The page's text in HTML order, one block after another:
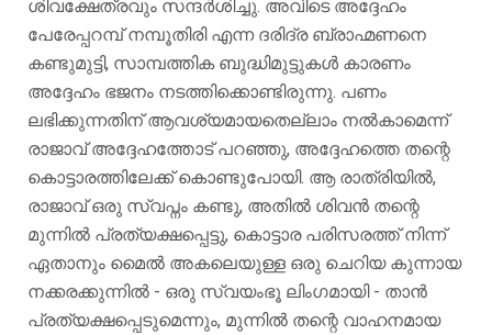
ശിവക്ഷേത്രവും സന്ദർശിച്ചു. അവിടെ അദ്ദേഹം
പേരേപ്പറമ്പ് നമ്പൂതിരി എന്ന ദരിദ്ര ബ്രാഹ്മണനെ
കണ്ടുമുട്ടി, സാമ്പത്തിക ബുദ്ധിമുട്ടുകൾ കാരണം
അദ്ദേഹം ഭജനം നടത്തിക്കൊണ്ടിരുന്നു. പണം
ലഭിക്കുന്നതിന് ആവശ്യമായതെല്ലാം നൽകാമെന്ന്
രാജാവ് അദ്ദേഹത്തോട് പറഞ്ഞു, അദ്ദേഹത്തെ തന്റെ
കൊട്ടാരത്തിലേക്ക് കൊണ്ടുപോയി. ആ രാത്രിയിൽ,
രാജാവ് ഒരു സ്വപ്നം കണ്ടു, അതിൽ ശിവൻ തന്റെ
മുന്നിൽ പ്രത്യക്ഷപ്പെട്ടു, കൊട്ടാര പരിസരത്ത് നിന്ന്
ഏതാനും മൈൽ അകലെയുള്ള ഒരു ചെറിയ കുന്നായ
നക്കരക്കുന്നിൽ - ഒരു സ്വയംഭൂ ലിംഗമായി - താൻ
പ്രത്യക്ഷപ്പെടുമെന്നും, മുന്നിൽ തന്റെ വാഹനമായ